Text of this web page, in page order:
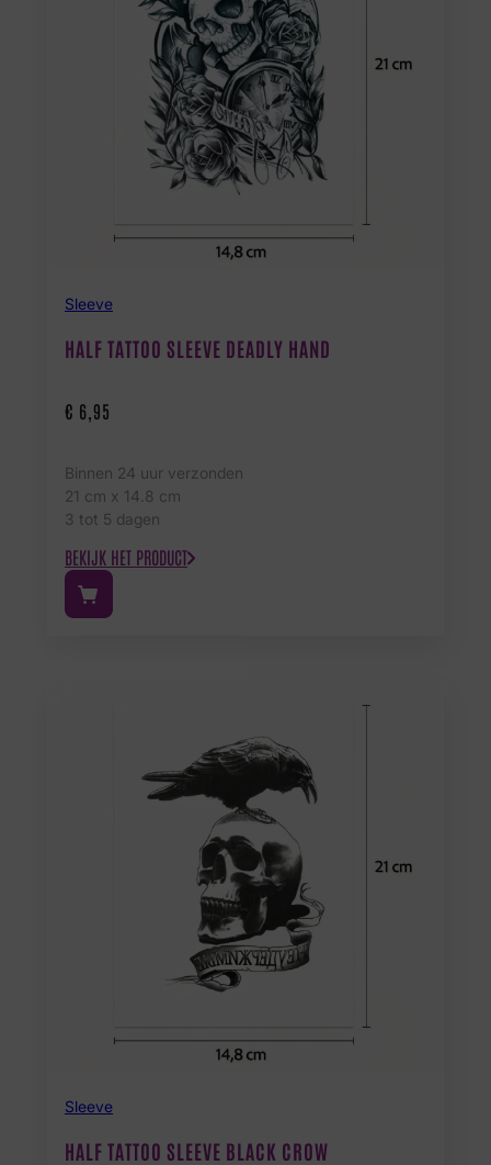
Sleeve
HALF TATTOO SLEEVE DEADLY HAND
€ 6,95
Binnen 24 uur verzonden
21 cm x 14.8 cm
3 tot 5 dagen
BEKIJK HET PRODUCT
Sleeve
HALF TATTOO SLEEVE BLACK CROW